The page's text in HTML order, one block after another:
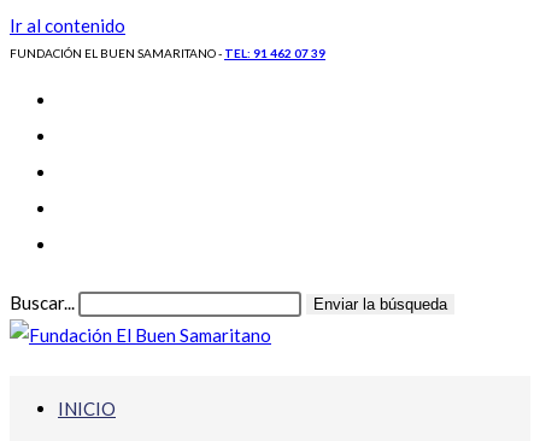
Ir al contenido
FUNDACIÓN EL BUEN SAMARITANO - TEL: 91 462 07 39
Buscar... Enviar la búsqueda
INICIO